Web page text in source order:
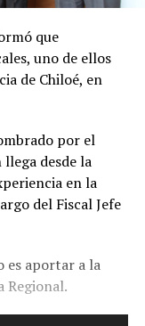
que
uno de ellos
de Chiloé, en
por el
desde la
en la
del Fiscal Jefe
es aportar a la
Regional.